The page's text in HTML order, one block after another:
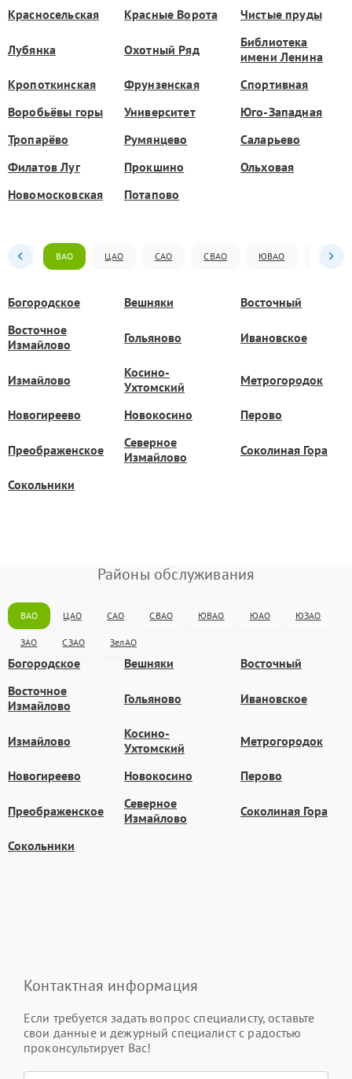
Красносельская Красные Ворота Чистые пруды
Лубянка Охотный Ряд
Библиотека
имени Ленина
Кропоткинская
Фрунзенская
Спортивная
Воробьёвы горы
Университет
Юго-Западная
Тропарёво
Румянцево
Саларьево
Филатов Луг
Прокшино
Ольховая
Новомосковская
Потапово
ВАО ЦАО САО СВАО ЮВАО ЮАО
Богородское Вешняки
Восточный
Восточное
Измайлово
Гольяново Ивановское
Измайлово
Косино-
Ухтомский
Метрогородок
Новогиреево Новокосино Перово
Преображенское
Северное
Измайлово
Соколиная Гора
Сокольники
Районы обслуживания
ВАО ЦАО САО СВАО ЮВАО ЮАО ЮЗАО
ЗАО СЗАО ЗелАО
Богородское Вешняки
Восточный
Восточное
Измайлово
Гольяново Ивановское
Измайлово
Косино-
Ухтомский
Метрогородок
Новогиреево Новокосино Перово
Преображенское
Северное
Измайлово
Соколиная Гора
Сокольники
Контактная информация
Если требуется задать вопрос специалисту, оставьте
свои данные и дежурный специалист с радостью
проконсультирует Вас!